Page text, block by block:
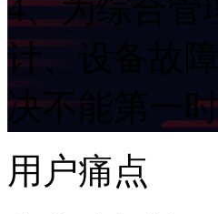
4、为综合
计、设备故
决不能第一
用户痛点